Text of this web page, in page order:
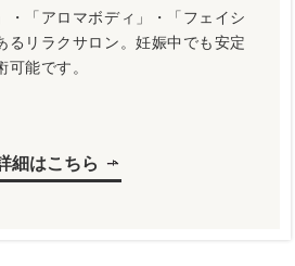
・「アロマボディ」・「フェイシ
るリラクサロン。妊娠中でも安定
能です。
細はこちら